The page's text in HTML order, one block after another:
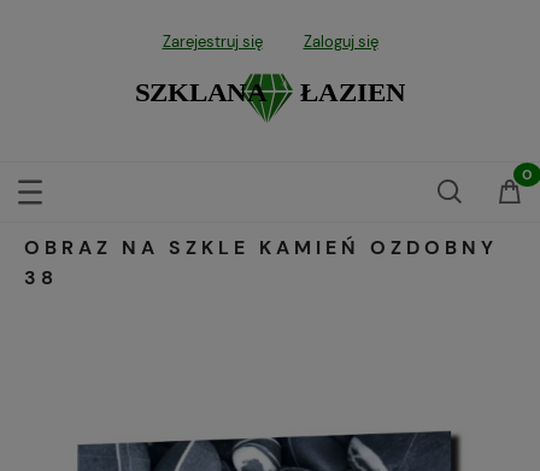
Zarejestruj się Zaloguj się
OBRAZ NA SZKLE KAMIEŃ OZDOBNY
38